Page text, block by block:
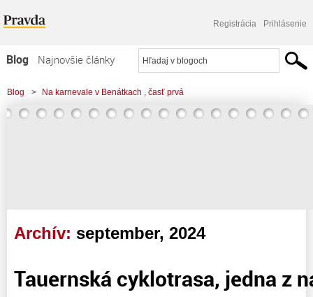
Registrácia Prihlásenie
Blog
Najnovšie články
Najčítanejšie články
Najkomentovanejšie články
Blog > Na karnevale v Benátkach , časť prvá
Archív: september, 2024
Tauernská cyklotrasa, jedna z